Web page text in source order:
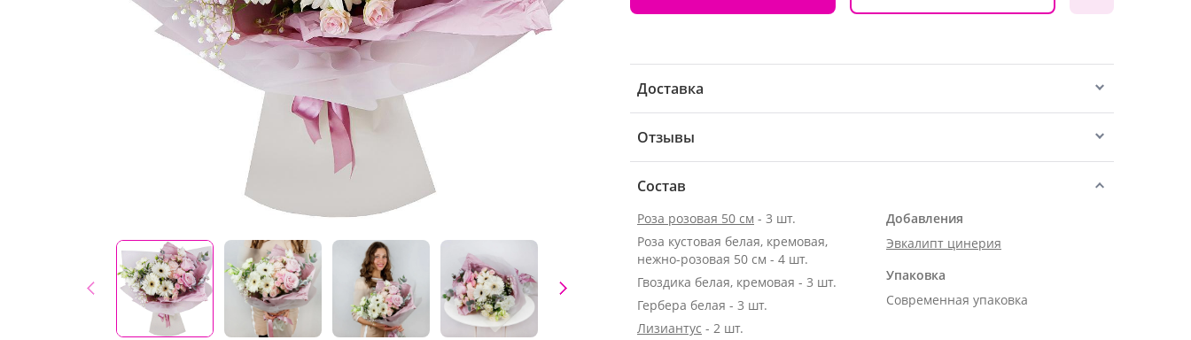
Доставка
Отзывы
Состав
Роза розовая 50 см - 3 шт.
Роза кустовая белая, кремовая,
нежно-розовая 50 см - 4 шт.
Гвоздика белая, кремовая - 3 шт.
Гербера белая - 3 шт.
Лизиантус - 2 шт.
Добавления
Эвкалипт цинерия
Упаковка
Современная упаковка